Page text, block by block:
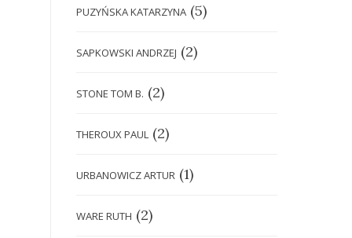
PUZYŃSKA KATARZYNA (5)
SAPKOWSKI ANDRZEJ (2)
STONE TOM B. (2)
THEROUX PAUL (2)
URBANOWICZ ARTUR (1)
WARE RUTH (2)